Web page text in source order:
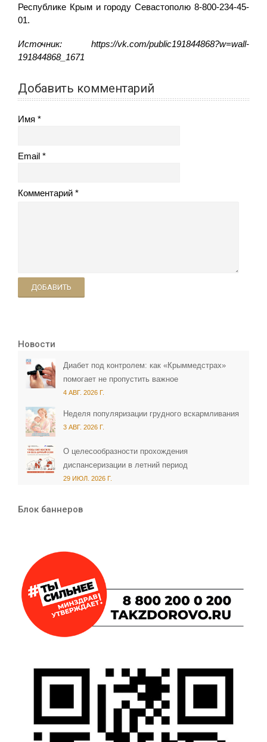
Республике Крым и городу Севастополю 8-800-234-45-
01.
Источник: https://vk.com/public191844868?w=wall-
191844868_1671
Добавить комментарий
Имя
Email
Комментарий
ДОБАВИТЬ
Новости
Диабет под контролем: как «Крыммедстрах»
помогает не пропустить важное
4 АВГ. 2026 Г.
Неделя популяризации грудного вскармливания
3 АВГ. 2026 Г.
О целесообразности прохождения
диспансеризации в летний период
29 ИЮЛ. 2026 Г.
Блок баннеров